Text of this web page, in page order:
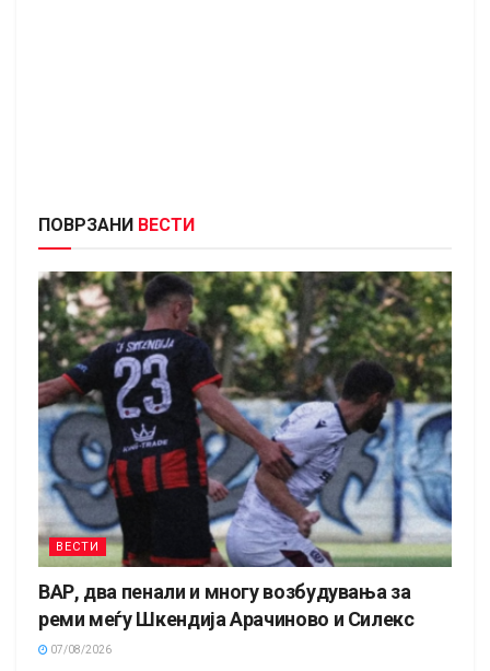
ПОВРЗАНИ ВЕСТИ
ВЕСТИ
ВАР, два пенали и многу возбудувања за
реми меѓу Шкендија Арачиново и Силекс
07/08/2026